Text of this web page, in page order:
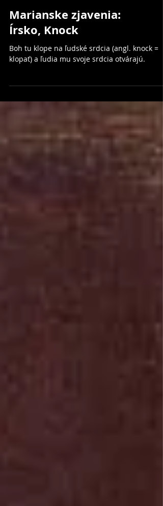
Marianske zjavenia:
Írsko, Knock
klopať) a ľudia mu svoje srdcia otvárajú.